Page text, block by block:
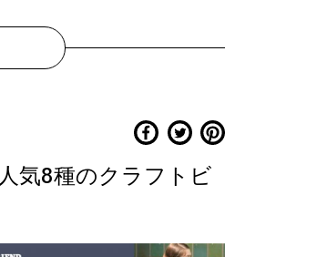
気8種のクラフトビ